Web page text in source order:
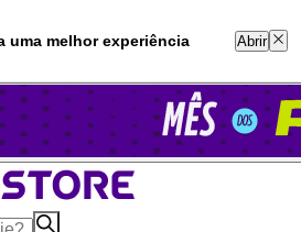
uma melhor experiência Abrir